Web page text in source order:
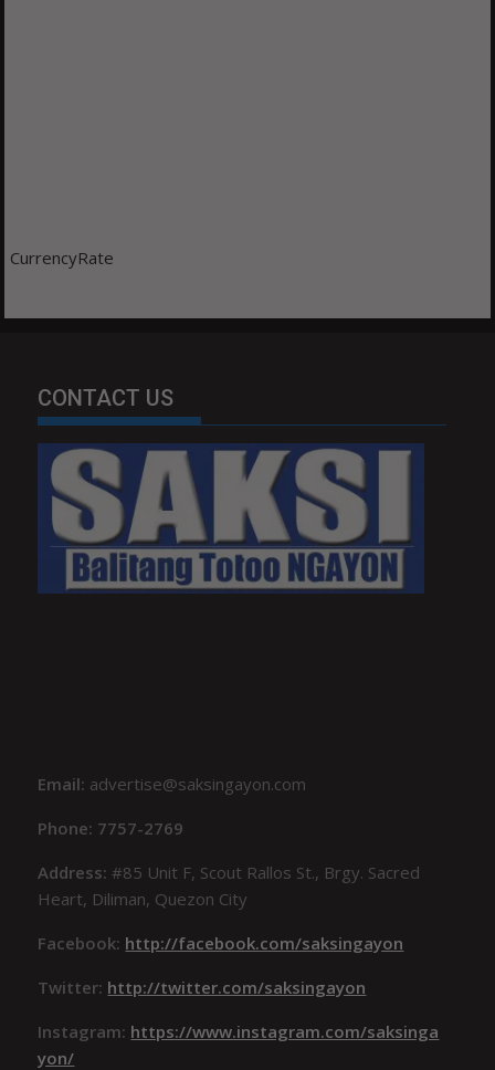
CurrencyRate
CONTACT US
Email: advertise@saksingayon.com
Phone: 7757-2769
Address:#85 Unit F, Scout Rallos St., Brgy. Sacred
Heart, Diliman, Quezon City
Facebook: http://facebook.com/saksingayon
Twitter: http://twitter.com/saksingayon
Instagram: https://www.instagram.com/saksinga
yon/